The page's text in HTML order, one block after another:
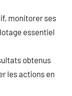
monitorer ses
essentiel
obtenus
les actions en